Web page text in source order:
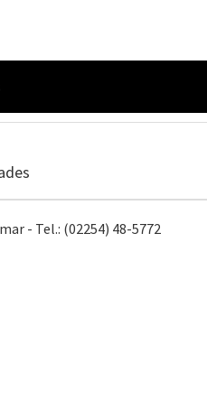
- Tel.: (02254) 48-5772